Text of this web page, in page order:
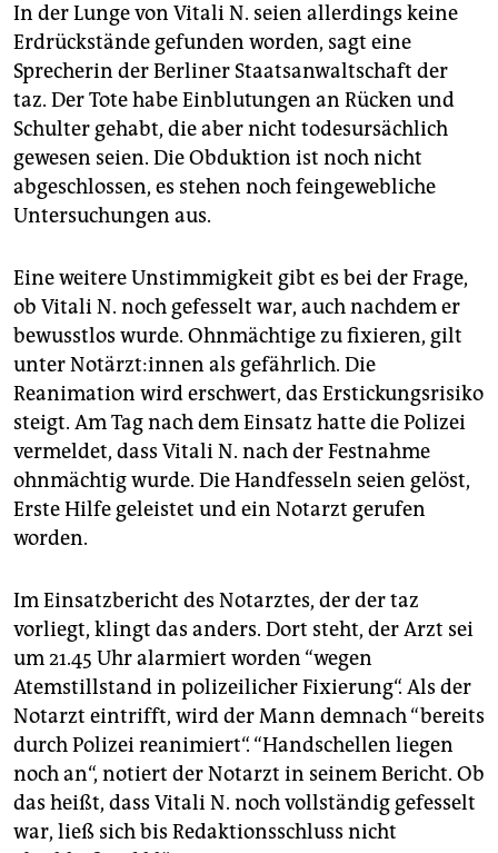
In der Lunge von Vitali N. seien allerdings keine
Erdrückstände gefunden worden, sagt eine
Sprecherin der Berliner Staatsanwaltschaft der
taz. Der Tote habe Einblutungen an Rücken und
Schulter gehabt, die aber nicht todesursächlich
gewesen seien. Die Obduktion ist noch nicht
abgeschlossen, es stehen noch feingewebliche
Untersuchungen aus.
Eine weitere Unstimmigkeit gibt es bei der Frage,
ob Vitali N. noch gefesselt war, auch nachdem er
bewusstlos wurde. Ohnmächtige zu fixieren, gilt
unter Not­ärz­t:in­nen als gefährlich. Die
Reanimation wird erschwert, das Erstickungsrisiko
steigt. Am Tag nach dem Einsatz hatte die Polizei
vermeldet, dass Vitali N. nach der Festnahme
ohnmächtig wurde. Die Handfesseln seien gelöst,
Erste Hilfe geleistet und ein Notarzt gerufen
worden.
Im Einsatzbericht des Notarztes, der der taz
vorliegt, klingt das anders. Dort steht, der Arzt sei
um 21.45 Uhr alarmiert worden “wegen
Atemstillstand in polizeilicher Fixierung“. Als der
Notarzt eintrifft, wird der Mann demnach “bereits
durch Polizei reanimiert“. “Handschellen liegen
noch an“, notiert der Notarzt in seinem Bericht. Ob
das heißt, dass Vitali N. noch vollständig gefesselt
war, ließ sich bis Redaktionsschluss nicht